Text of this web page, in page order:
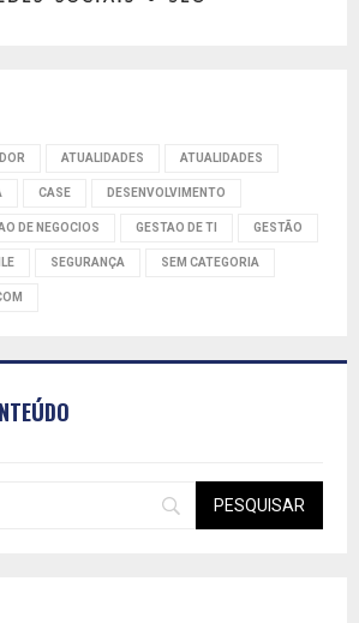
ATUALIDADES ATUALIDADES
CASE DESENVOLVIMENTO
DE NEGOCIOS GESTAO DE TI GESTÃO
SEGURANÇA SEM CATEGORIA